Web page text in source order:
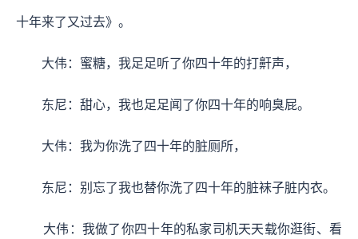
十年来了又过去》。
大伟：蜜糖，我足足听了你四十年的打鼾声，
东尼：甜心，我也足足闻了你四十年的响臭屁。
大伟：我为你洗了四十年的脏厕所，
东尼：别忘了我也替你洗了四十年的脏袜子脏内衣。
大伟：我做了你四十年的私家司机天天载你逛街、看